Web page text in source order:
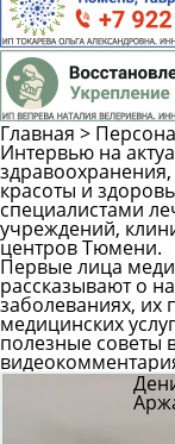
Главная > Персона
Интервью на
красоты и
специалистами
учреждений,
центров Тюмени.
Первые лица
рассказывают о
заболеваниях, их
медицинских
полезные советы